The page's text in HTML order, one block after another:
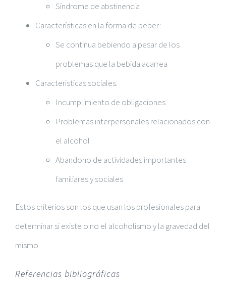
Síndrome de abstinencia
Características en la forma de beber:
Se continua bebiendo a pesar de los
problemas que la bebida acarrea
Características sociales:
Incumplimiento de obligaciones
Problemas interpersonales relacionados con
el alcohol
Abandono de actividades importantes
familiares y sociales
Estoscriterios son los que usan los profesionalespara
determinar si existe o no el alcoholismo y la gravedad del
mismo.
Referencias bibliográficas